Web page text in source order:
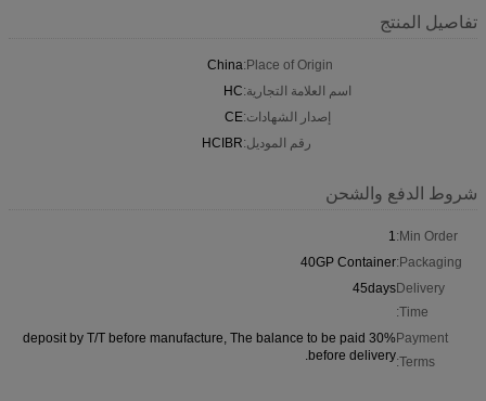
تفاصيل المنتج
Place of Origin:
China
اسم العلامة التجارية:HC
إصدار الشهادات:CE
رقم الموديل:HCIBR
شروط الدفع والشحن
Min Order:
1
Packaging:
40GP Container
Delivery
Time:
45days
Payment
Terms:
30% deposit by T/T before manufacture, The balance to be paid
before delivery.